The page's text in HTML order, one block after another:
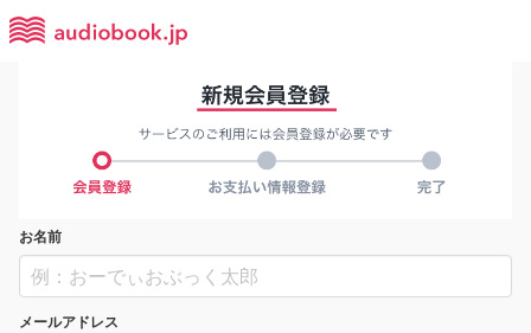
お名前
メールアドレス